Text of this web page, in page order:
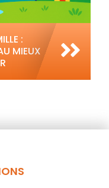
:
MIEUX